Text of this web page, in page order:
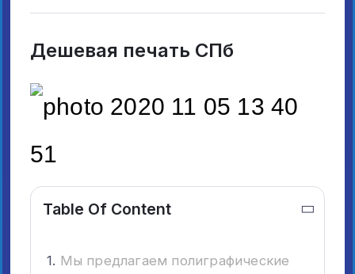
Дешевая печать СПб
Table Of Content
Мы предлагаем полиграфические